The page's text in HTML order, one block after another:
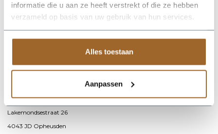
informatie die u aan ze heeft verstrekt of die ze hebben
verzameld op basis van uw gebruik van hun services.
Alles toestaan
Aanpassen
085 – 487 19 00
BTW-nummer: NL860691871B01
Lakemondsestraat 26
4043 JD Opheusden